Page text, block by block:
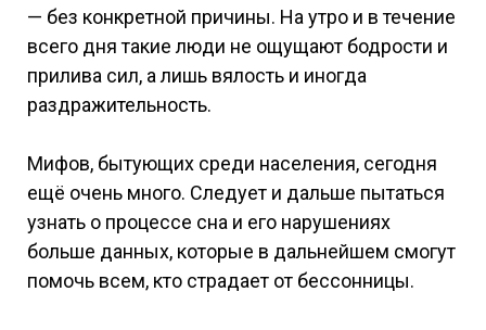
— без конкретной причины. На утро и в течение
всего дня такие люди не ощущают бодрости и
прилива сил, а лишь вялость и иногда
раздражительность.
Мифов, бытующих среди населения, сегодня
ещё очень много. Следует и дальше пытаться
узнать о процессе сна и его нарушениях
больше данных, которые в дальнейшем смогут
помочь всем, кто страдает от бессонницы.